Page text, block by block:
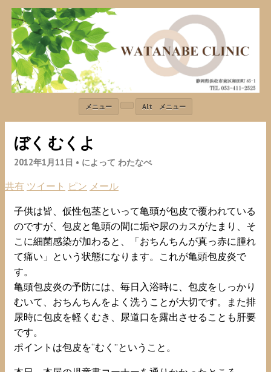
メニュー Alt メニュー
ぼく むくよ
2012年1月11日 • によって わたなべ
共有 ツイート ピン メール
子供は皆、仮性包茎といって亀頭が包皮で覆われている
のですが、包皮と亀頭の間に垢や尿のカスがたまり、そ
こに細菌感染が加わると、「おちんちんが真っ赤に腫れ
て痛い」という状態になります。これが亀頭包皮炎で
す。
亀頭包皮炎の予防には、毎日入浴時に、包皮をしっかり
むいて、おちんちんをよく洗うことが大切です。また排
尿時に包皮を軽くむき、尿道口を露出させることも肝要
です。
ポイントは包皮を“むく”ということ。